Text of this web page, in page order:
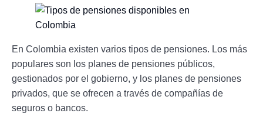
En Colombia existen varios tipos de pensiones. Los más
populares son los planes de pensiones públicos,
gestionados por el gobierno, y los planes de pensiones
privados, que se ofrecen a través de compañías de
seguros o bancos.